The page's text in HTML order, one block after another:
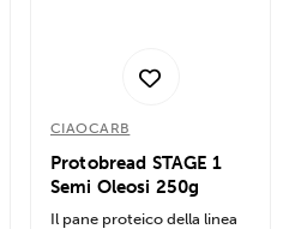
CIAOCARB
Protobread STAGE 1
Semi Oleosi 250g
Il pane proteico della linea